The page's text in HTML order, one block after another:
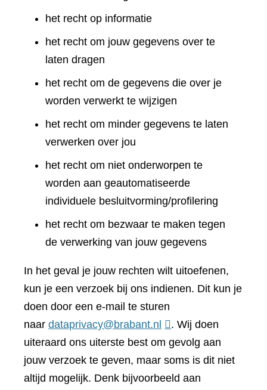
het recht op informatie
het recht om jouw gegevens over te
laten dragen
het recht om de gegevens die over je
worden verwerkt te wijzigen
het recht om minder gegevens te laten
verwerken over jou
het recht om niet onderworpen te
worden aan geautomatiseerde
individuele besluitvorming/profilering
het recht om bezwaar te maken tegen
de verwerking van jouw gegevens
In het geval je jouw rechten wilt uitoefenen,
kun je een verzoek bij ons indienen. Dit kun je
doen door een e-mail te sturen
naar dataprivacy@brabant.nl
. Wij doen
uiteraard ons uiterste best om gevolg aan
jouw verzoek te geven, maar soms is dit niet
altijd mogelijk. Denk bijvoorbeeld aan